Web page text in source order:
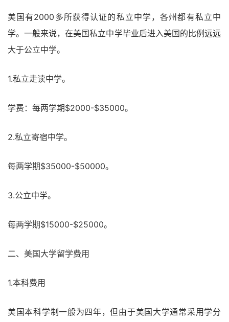
美国有2000多所获得认证的私立中学，各州都有私立中
学。一般来说，在美国私立中学毕业后进入美国的比例远远
大于公立中学。
1.私立走读中学。
学费：每两学期$2000-$35000。
2.私立寄宿中学。
每两学期$35000-$50000。
3.公立中学。
每两学期$15000-$25000。
二、美国大学留学费用
1.本科费用
美国本科学制一般为四年，但由于美国大学通常采用学分